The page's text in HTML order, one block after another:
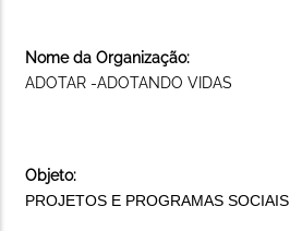
Nome da Organização:
ADOTAR -ADOTANDO VIDAS
Objeto:
PROJETOS E PROGRAMAS SOCIAIS